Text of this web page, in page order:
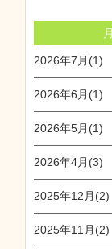
2026年7月(1)
2026年6月(1)
2026年5月(1)
2026年4月(3)
2025年12月(2)
2025年11月(2)